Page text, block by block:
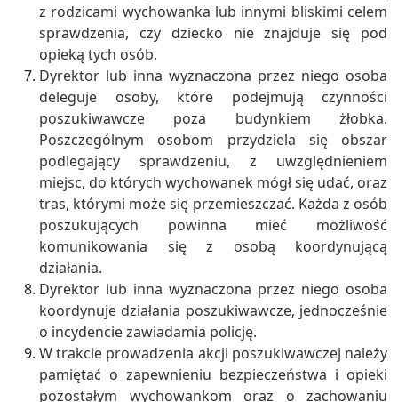
z rodzicami wychowanka lub innymi bliskimi celem
sprawdzenia, czy dziecko nie znajduje się pod
opieką tych osób.
Dyrektor lub inna wyznaczona przez niego osoba
deleguje osoby, które podejmują czynności
poszukiwawcze poza budynkiem żłobka.
Poszczególnym osobom przydziela się obszar
podlegający sprawdzeniu, z uwzględnieniem
miejsc, do których wychowanek mógł się udać, oraz
tras, którymi może się przemieszczać. Każda z osób
poszukujących powinna mieć możliwość
komunikowania się z osobą koordynującą
działania.
Dyrektor lub inna wyznaczona przez niego osoba
koordynuje działania poszukiwawcze, jednocześnie
o incydencie zawiadamia policję.
W trakcie prowadzenia akcji poszukiwawczej należy
pamiętać o zapewnieniu bezpieczeństwa i opieki
pozostałym wychowankom oraz o zachowaniu